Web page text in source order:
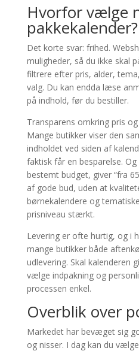
Hvorfor vælge
pakkekalender?
Det korte svar: frihed.
muligheder, så du ikke skal
filtrere efter pris, alder,
valg. Du kan endda læse
på indhold, før du bestiller.
Transparens omkring pris
Mange butikker viser den
indholdet ved siden af
faktisk får en besparelse.
bestemt budget, giver “fra
af gode bud, uden at
børnekalendere og
prisniveau stærkt.
Levering er ofte hurtig, og i
mange butikker både
udlevering. Skal kalenderen
vælge indpakning og
processen enkel.
Overblik over
Markedet har bevæget sig
og nisser. I dag kan du